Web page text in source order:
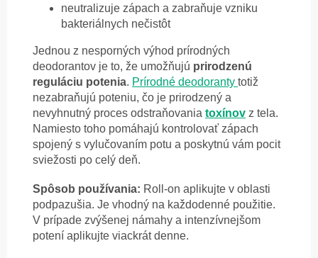
neutralizuje zápach a zabraňuje vzniku
bakteriálnych nečistôt
Jednou z nesporných výhod prírodných
deodorantov je to, že umožňujú prirodzenú
reguláciu potenia. Prírodné deodoranty totiž
nezabraňujú poteniu, čo je prirodzený a
nevyhnutný proces odstraňovania toxínov z tela.
Namiesto toho pomáhajú kontrolovať zápach
spojený s vylučovaním potu a poskytnú vám pocit
sviežosti po celý deň.
Spôsob používania: Roll-on aplikujte v oblasti
podpazušia. Je vhodný na každodenné použitie.
V prípade zvýšenej námahy a intenzívnejšom
potení aplikujte viackrát denne.